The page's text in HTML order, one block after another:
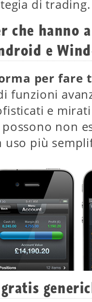
di trading.
che hanno
e
per fare
funzioni
e mirati
non
uso più